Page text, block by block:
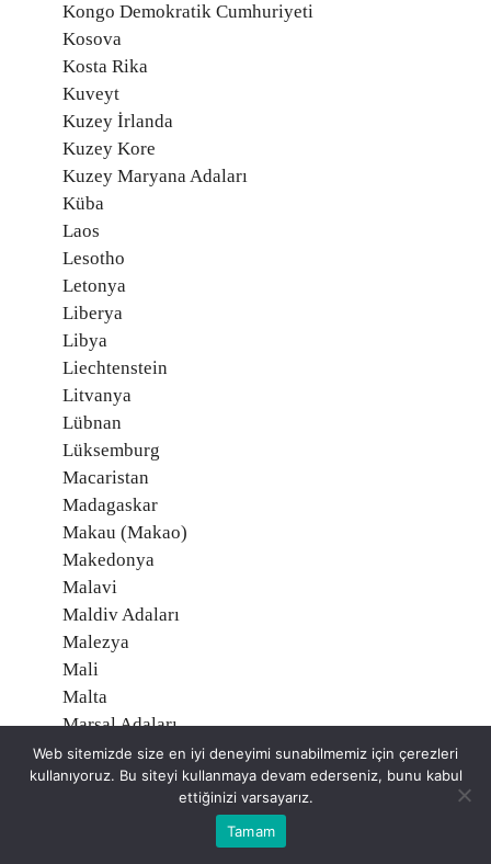
Kongo Demokratik Cumhuriyeti
Kosova
Kosta Rika
Kuveyt
Kuzey İrlanda
Kuzey Kore
Kuzey Maryana Adaları
Küba
Laos
Lesotho
Letonya
Liberya
Libya
Liechtenstein
Litvanya
Lübnan
Lüksemburg
Macaristan
Madagaskar
Makau (Makao)
Makedonya
Malavi
Maldiv Adaları
Malezya
Mali
Malta
Marşal Adaları
Martinik, Fransa
Mauritius
Mayotte, Fransa
Web sitemizde size en iyi deneyimi sunabilmemiz için çerezleri
kullanıyoruz. Bu siteyi kullanmaya devam ederseniz, bunu kabul
ettiğinizi varsayarız.
Tamam